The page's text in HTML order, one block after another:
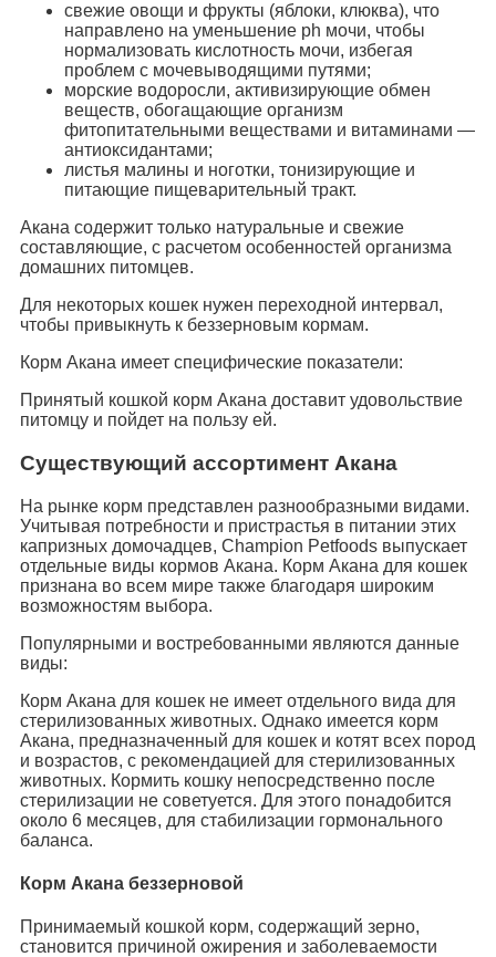
свежие овощи и фрукты (яблоки, клюква), что
направлено на уменьшение ph мочи, чтобы
нормализовать кислотность мочи, избегая
проблем с мочевыводящими путями;
морские водоросли, активизирующие обмен
веществ, обогащающие организм
фитопитательными веществами и витаминами —
антиоксидантами;
листья малины и ноготки, тонизирующие и
питающие пищеварительный тракт.
Акана содержит только натуральные и свежие
составляющие, с расчетом особенностей организма
домашних питомцев.
Для некоторых кошек нужен переходной интервал,
чтобы привыкнуть к беззерновым кормам.
Корм Акана имеет специфические показатели:
Принятый кошкой корм Акана доставит удовольствие
питомцу и пойдет на пользу ей.
Существующий ассортимент Акана
На рынке корм представлен разнообразными видами.
Учитывая потребности и пристрастья в питании этих
капризных домочадцев, Champion Petfoods выпускает
отдельные виды кормов Акана. Корм Акана для кошек
признана во всем мире также благодаря широким
возможностям выбора.
Популярными и востребованными являются данные
виды:
Корм Акана для кошек не имеет отдельного вида для
стерилизованных животных. Однако имеется корм
Акана, предназначенный для кошек и котят всех пород
и возрастов, с рекомендацией для стерилизованных
животных. Кормить кошку непосредственно после
стерилизации не советуется. Для этого понадобится
около 6 месяцев, для стабилизации гормонального
баланса.
Корм Акана беззерновой
Принимаемый кошкой корм, содержащий зерно,
становится причиной ожирения и заболеваемости